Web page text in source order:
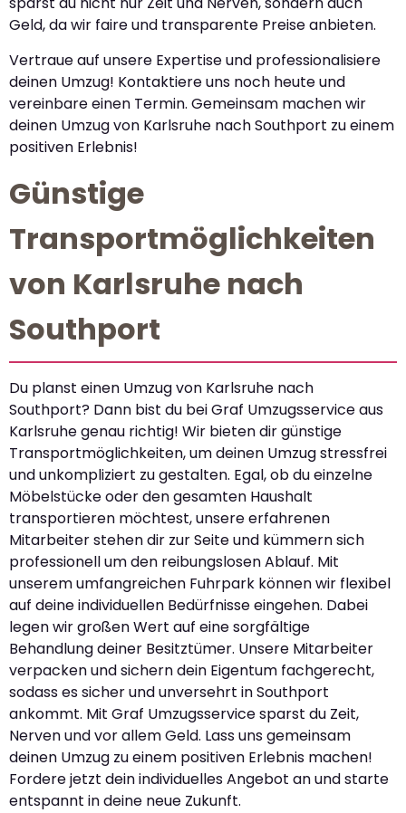
Geld, da wir faire und transparente Preise anbieten.
Vertraue auf unsere Expertise und professionalisiere
deinen Umzug! Kontaktiere uns noch heute und
vereinbare einen Termin. Gemeinsam machen wir
deinen Umzug von Karlsruhe nach Southport zu einem
positiven Erlebnis!
Günstige
Transportmöglichkeiten
von Karlsruhe nach
Southport
Du planst einen Umzug von Karlsruhe nach
Southport? Dann bist du bei Graf Umzugsservice aus
Karlsruhe genau richtig! Wir bieten dir günstige
Transportmöglichkeiten, um deinen Umzug stressfrei
und unkompliziert zu gestalten. Egal, ob du einzelne
Möbelstücke oder den gesamten Haushalt
transportieren möchtest, unsere erfahrenen
Mitarbeiter stehen dir zur Seite und kümmern sich
professionell um den reibungslosen Ablauf. Mit
unserem umfangreichen Fuhrpark können wir flexibel
auf deine individuellen Bedürfnisse eingehen. Dabei
legen wir großen Wert auf eine sorgfältige
Behandlung deiner Besitztümer. Unsere Mitarbeiter
verpacken und sichern dein Eigentum fachgerecht,
sodass es sicher und unversehrt in Southport
ankommt. Mit Graf Umzugsservice sparst du Zeit,
Nerven und vor allem Geld. Lass uns gemeinsam
deinen Umzug zu einem positiven Erlebnis machen!
Fordere jetzt dein individuelles Angebot an und starte
entspannt in deine neue Zukunft.